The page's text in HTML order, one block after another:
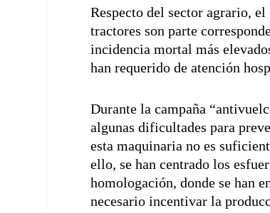
Respecto del sector agrario,
tractores son parte
incidencia mortal más
han requerido de atención
Durante la campaña
algunas dificultades para
esta maquinaria no es
ello, se han centrado los
homologación, donde se han
necesario incentivar la